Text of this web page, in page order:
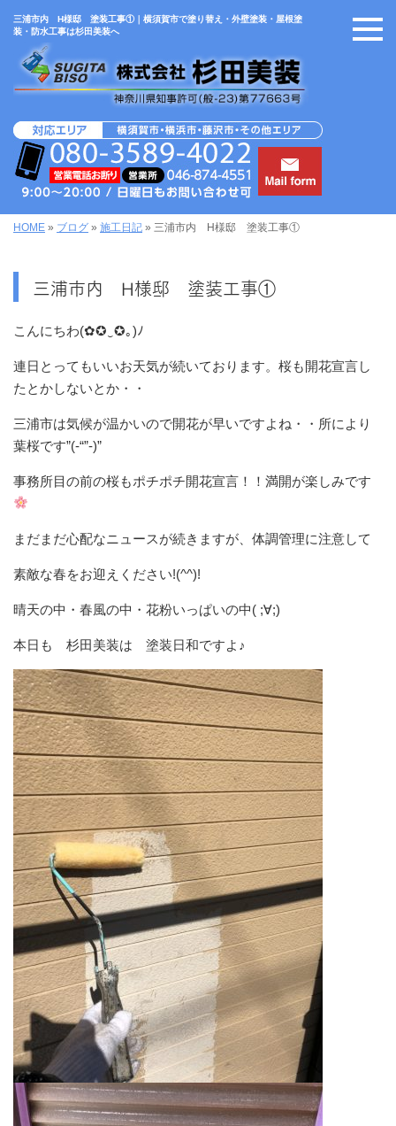
三浦市内 H様邸 塗装工事①｜横須賀市で塗り替え・外壁塗装・屋根塗
装・防水工事は杉田美装へ
HOME » ブログ » 施工日記 » 三浦市内 H様邸 塗装工事①
三浦市内 H様邸 塗装工事①
こんにちわ(✿✪‿✪｡)ﾉ
連日とってもいいお天気が続いております。桜も開花宣言し
たとかしないとか・・
三浦市は気候が温かいので開花が早いですよね・・所により
葉桜です”(-“”-)”
事務所目の前の桜もポチポチ開花宣言！！満開が楽しみです
まだまだ心配なニュースが続きますが、体調管理に注意して
素敵な春をお迎えください!(^^)!
晴天の中・春風の中・花粉いっぱいの中( ;∀;)
本日も 杉田美装は 塗装日和ですよ♪